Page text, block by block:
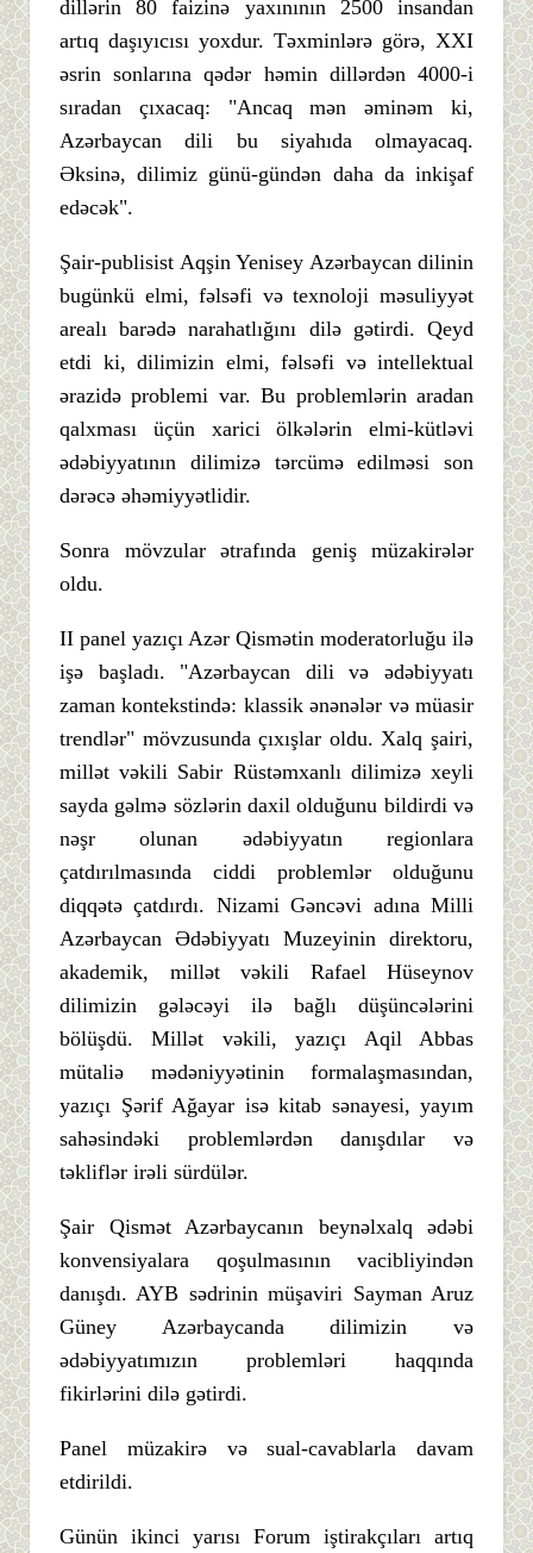
dillərin 80 faizinə yaxınının 2500 insandan
artıq daşıyıcısı yoxdur. Təxminlərə görə, XXI
əsrin sonlarına qədər həmin dillərdən 4000-i
sıradan çıxacaq: "Ancaq mən əminəm ki,
Azərbaycan dili bu siyahıda olmayacaq.
Əksinə, dilimiz günü-gündən daha da inkişaf
edəcək".
Şair-publisist Aqşin Yenisey Azərbaycan dilinin
bugünkü elmi, fəlsəfi və texnoloji məsuliyyət
arealı barədə narahatlığını dilə gətirdi. Qeyd
etdi ki, dilimizin elmi, fəlsəfi və intellektual
ərazidə problemi var. Bu problemlərin aradan
qalxması üçün xarici ölkələrin elmi-kütləvi
ədəbiyyatının dilimizə tərcümə edilməsi son
dərəcə əhəmiyyətlidir.
Sonra mövzular ətrafında geniş müzakirələr
oldu.
II panel yazıçı Azər Qismətin moderatorluğu ilə
işə başladı. "Azərbaycan dili və ədəbiyyatı
zaman kontekstində: klassik ənənələr və müasir
trendlər" mövzusunda çıxışlar oldu. Xalq şairi,
millət vəkili Sabir Rüstəmxanlı dilimizə xeyli
sayda gəlmə sözlərin daxil olduğunu bildirdi və
nəşr olunan ədəbiyyatın regionlara
çatdırılmasında ciddi problemlər olduğunu
diqqətə çatdırdı. Nizami Gəncəvi adına Milli
Azərbaycan Ədəbiyyatı Muzeyinin direktoru,
akademik, millət vəkili Rafael Hüseynov
dilimizin gələcəyi ilə bağlı düşüncələrini
bölüşdü. Millət vəkili, yazıçı Aqil Abbas
mütaliə mədəniyyətinin formalaşmasından,
yazıçı Şərif Ağayar isə kitab sənayesi, yayım
sahəsindəki problemlərdən danışdılar və
təkliflər irəli sürdülər.
Şair Qismət Azərbaycanın beynəlxalq ədəbi
konvensiyalara qoşulmasının vacibliyindən
danışdı. AYB sədrinin müşaviri Sayman Aruz
Güney Azərbaycanda dilimizin və
ədəbiyyatımızın problemləri haqqında
fikirlərini dilə gətirdi.
Panel müzakirə və sual-cavablarla davam
etdirildi.
Günün ikinci yarısı Forum iştirakçıları artıq